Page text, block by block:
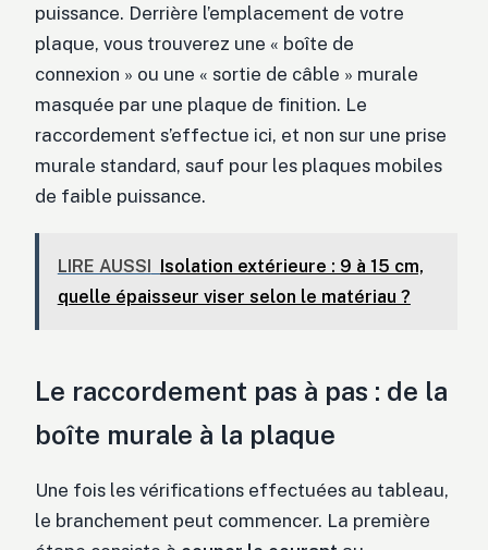
puissance. Derrière l’emplacement de votre
plaque, vous trouverez une « boîte de
connexion » ou une « sortie de câble » murale
masquée par une plaque de finition. Le
raccordement s’effectue ici, et non sur une prise
murale standard, sauf pour les plaques mobiles
de faible puissance.
LIRE AUSSI
Isolation extérieure : 9 à 15 cm,
quelle épaisseur viser selon le matériau ?
Le raccordement pas à pas : de la
boîte murale à la plaque
Une fois les vérifications effectuées au tableau,
le branchement peut commencer. La première